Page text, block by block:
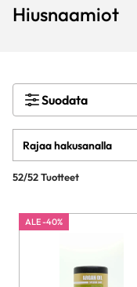
Hiusnaamiot
Suodata
52/52 Tuotteet
ALE -40%